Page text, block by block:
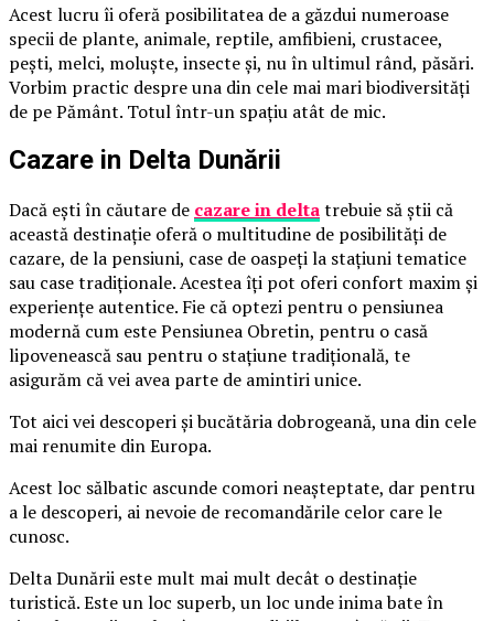
Acest lucru îi oferă posibilitatea de a găzdui numeroase
specii de plante, animale, reptile, amfibieni, crustacee,
pești, melci, moluște, insecte și, nu în ultimul rând, păsări.
Vorbim practic despre una din cele mai mari biodiversități
de pe Pământ. Totul într-un spațiu atât de mic.
Cazare in Delta Dunării
Dacă ești în căutare de cazare in deltatrebuie să știi că
această destinație oferă o multitudine de posibilități de
cazare, de la pensiuni, case de oaspeți la stațiuni tematice
sau case tradiționale. Acestea îți pot oferi confort maxim și
experiențe autentice. Fie că optezi pentru o pensiunea
modernă cum este Pensiunea Obretin, pentru o casă
lipovenească sau pentru o stațiune tradițională, te
asigurăm că vei avea parte de amintiri unice.
Tot aici vei descoperi și bucătăria dobrogeană, una din cele
mai renumite din Europa.
Acest loc sălbatic ascunde comori neașteptate, dar pentru
a le descoperi, ai nevoie de recomandările celor care le
cunosc.
Delta Dunării este mult mai mult decât o destinație
turistică. Este un loc superb, un loc unde inima bate în